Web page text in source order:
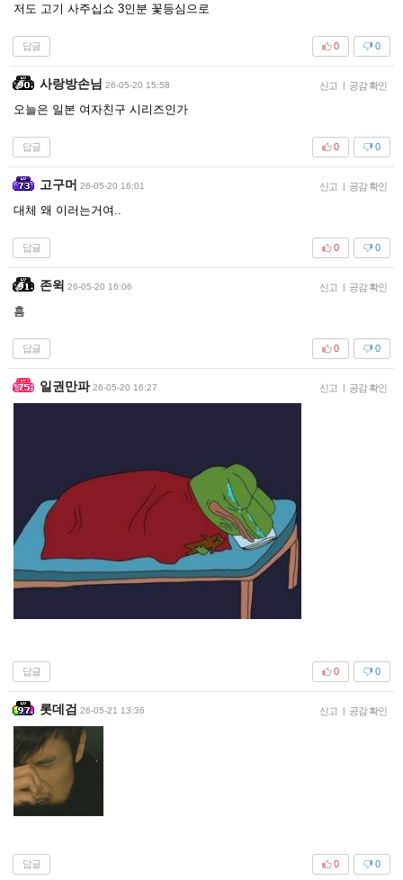
저도 고기 사주십쇼 3인분 꽃등심으로
답글 0
0
사랑방손님 26-05-20 15:58 신고 | 공감 확인
오늘은 일본 여자친구 시리즈인가
답글 0
0
고구머 26-05-20 16:01 신고 | 공감 확인
대체 왜 이러는거여..
답글 0
0
존윅 26-05-20 16:06 신고 | 공감 확인
흠
답글 0
0
일권만파 26-05-20 16:27 신고 | 공감 확인
답글 0
0
롯데검 26-05-21 13:36 신고 | 공감 확인
답글 0
0